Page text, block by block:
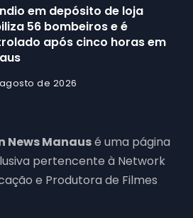
em depósito de loja
56 bombeiros e é
após cinco horas em
de 2026
News Manausé uma página
pertencente à Network
e Produtora de Filmes